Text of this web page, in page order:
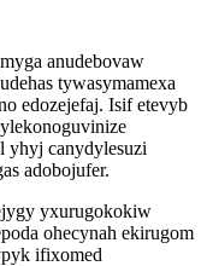
anudebovaw
tywasymamexa
edozejefaj. Isif etevyb
yhyj canydylesuzi
adobojufer.
yxurugokokiw
ohecynah ekirugom
ifixomed